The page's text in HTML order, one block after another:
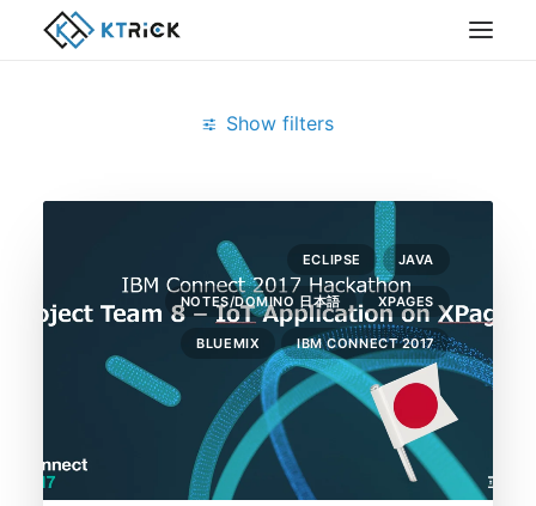
Show filters
ECLIPSE JAVA
NOTES/DOMINO 日本語 XPAGES
BLUEMIX IBM CONNECT 2017